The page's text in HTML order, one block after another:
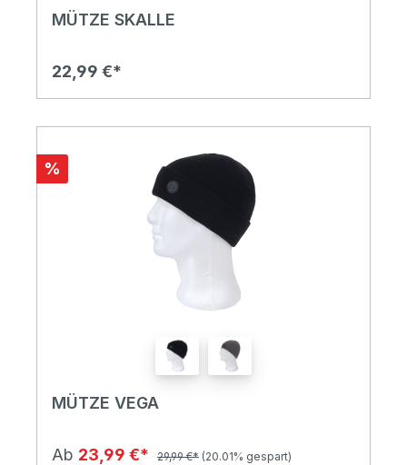
MÜTZE SKALLE
22,99 €*
%
MÜTZE VEGA
Ab 23,99 €* 29,99 €* (20.01% gespart)